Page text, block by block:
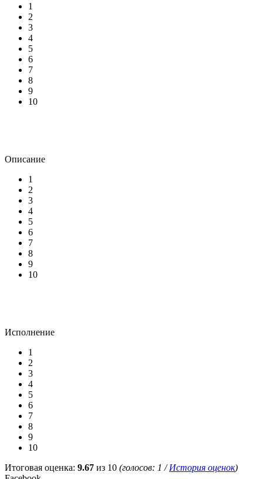
1
2
3
4
5
6
7
8
9
10
Описание
1
2
3
4
5
6
7
8
9
10
Исполнение
1
2
3
4
5
6
7
8
9
10
Итоговая оценка: 9.67 из 10 (голосов: 1 /История оценок)